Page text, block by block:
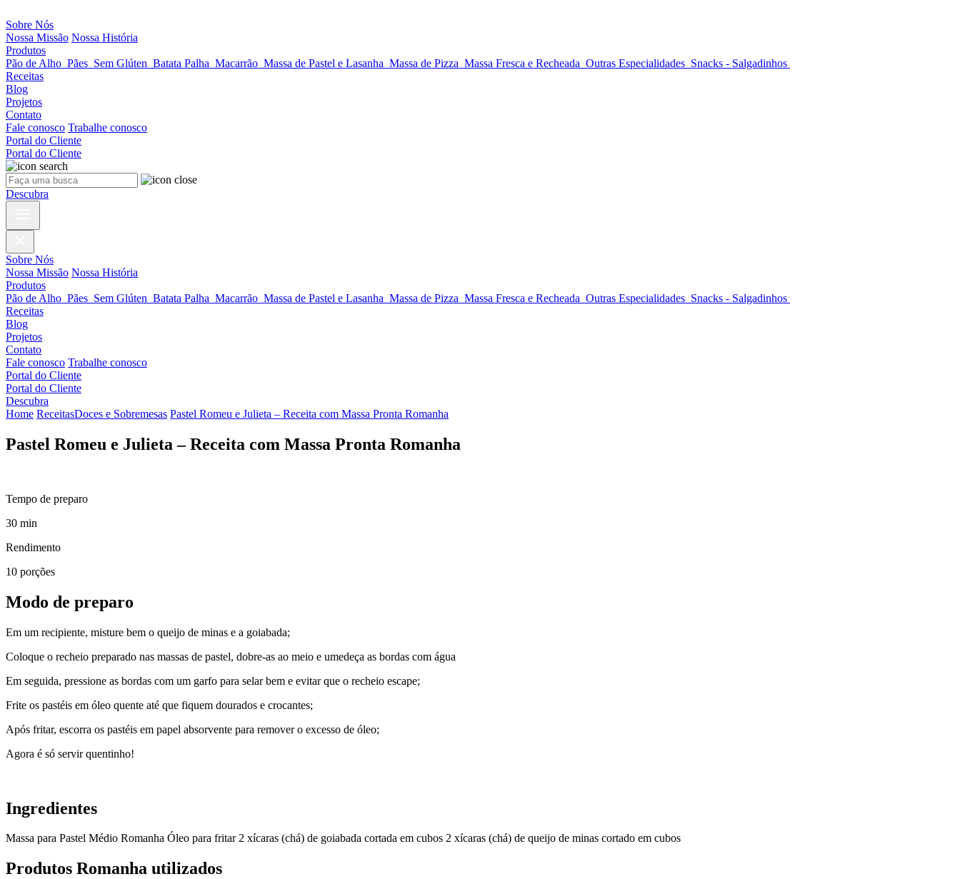
Sobre Nós
Nossa Missão Nossa História
Produtos
Pão de Alho Pães Sem Glúten Batata Palha Macarrão Massa de Pastel e Lasanha Massa de Pizza Massa Fresca e Recheada Outras Especialidades Snacks - Salgadinhos
Receitas
Blog
Projetos
Contato
Fale conosco Trabalhe conosco
Portal do Cliente
Portal do Cliente
Descubra
Sobre Nós
Nossa Missão Nossa História
Produtos
Pão de Alho Pães Sem Glúten Batata Palha Macarrão Massa de Pastel e Lasanha Massa de Pizza Massa Fresca e Recheada Outras Especialidades Snacks - Salgadinhos
Receitas
Blog
Projetos
Contato
Fale conosco Trabalhe conosco
Portal do Cliente
Portal do Cliente
Descubra
Home ReceitasDoces e Sobremesas Pastel Romeu e Julieta – Receita com Massa Pronta Romanha
Pastel Romeu e Julieta – Receita com Massa Pronta Romanha
Tempo de preparo
30 min
Rendimento
10 porções
Modo de preparo
Em um recipiente, misture bem o queijo de minas e a goiabada;
Coloque o recheio preparado nas massas de pastel, dobre-as ao meio e umedeça as bordas com água
Em seguida, pressione as bordas com um garfo para selar bem e evitar que o recheio escape;
Frite os pastéis em óleo quente até que fiquem dourados e crocantes;
Após fritar, escorra os pastéis em papel absorvente para remover o excesso de óleo;
Agora é só servir quentinho!
Ingredientes
Massa para Pastel Médio Romanha Óleo para fritar 2 xícaras (chá) de goiabada cortada em cubos 2 xícaras (chá) de queijo de minas cortado em cubos
Produtos Romanha utilizados